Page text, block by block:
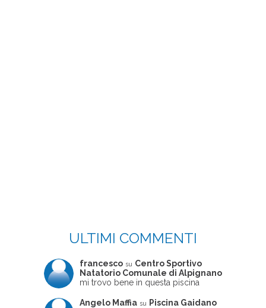
ULTIMI COMMENTI
francesco su Centro Sportivo
Natatorio Comunale di Alpignano
mi trovo bene in questa piscina
Angelo Maffia su
Piscina Gaidano